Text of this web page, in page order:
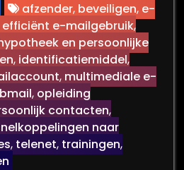
afzender, beveiligen, e-
efficiënt e-mailgebruik,
en persoonlijke
, identificatiemiddel,
, multimediale e-
, opleiding
contacten,
naar
, telenet, trainingen,